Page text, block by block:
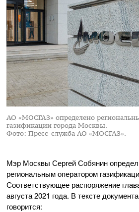
АО «МОСГАЗ» определено
газификации города Москвы.
Фото: Пресс-служба АО «МОСГАЗ».
Мэр Москвы Сергей Собянин
региональным оператором
Соответствующее распоряжение
августа 2021 года. В тексте
говорится: